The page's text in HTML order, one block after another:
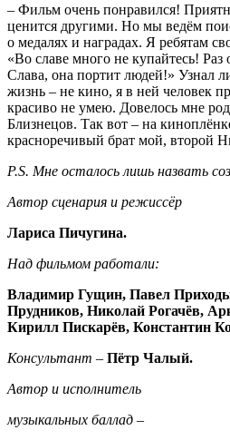
– Фильм очень понравился!
ценится другими. Но мы ведём
о медалях и наградах. Я ребятам
«Во славе много не купайтесь!
Слава, она портит людей!» Узнал
жизнь – не кино, я в ней человек
красиво не умею. Довелось мне
Близнецов. Так вот – на
красноречивый брат мой, второй
P.S. Мне осталось лишь назвать
Автор сценария и режиссёр
Лариса Пичугина.
Над фильмом работали:
Владимир Гущин, Павел
Прудников, Николай Рогачёв,
Кирилл Пискарёв, Константин
Консультант – Пётр Чалый.
Автор и исполнитель
музыкальных баллад –